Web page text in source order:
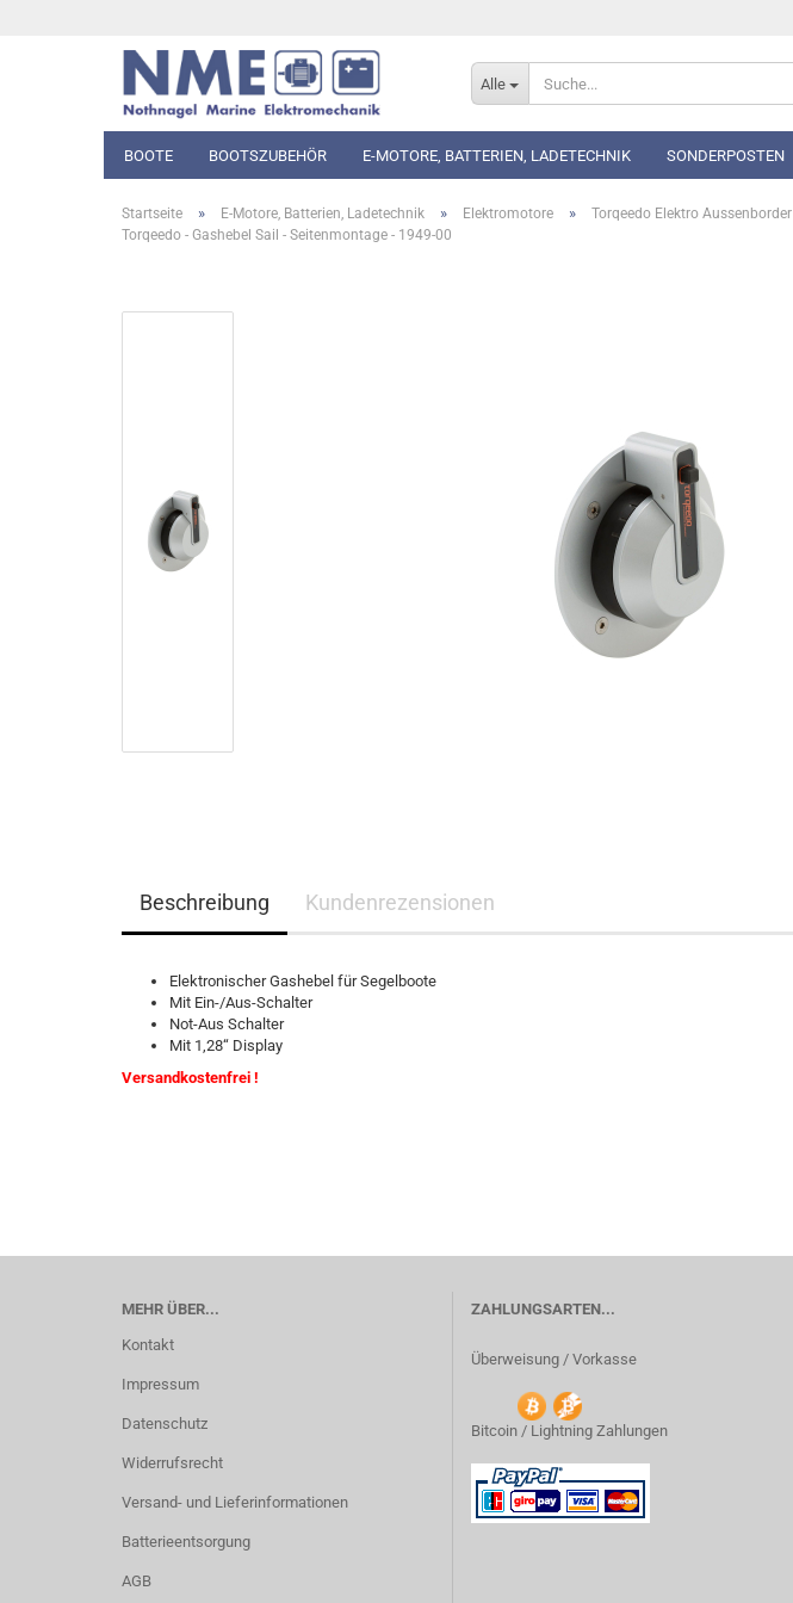
Alle
BOOTE BOOTSZUBEHÖR E-MOTORE, BATTERIEN, LADETECHNIK SONDERPOSTEN
Startseite » E-Motore, Batterien, Ladetechnik » Elektromotore » Torqeedo Elektro Aussenborder
Torqeedo - Gashebel Sail - Seitenmontage - 1949-00
Beschreibung Kundenrezensionen
Elektronischer Gashebel für Segelboote
Mit Ein-/Aus-Schalter
Not-Aus Schalter
Mit 1,28“ Display
Versandkostenfrei !
MEHR ÜBER...
Kontakt
Impressum
Datenschutz
Widerrufsrecht
Versand- und Lieferinformationen
Batterieentsorgung
AGB
ZAHLUNGSARTEN...
Überweisung / Vorkasse
Bitcoin / Lightning Zahlungen